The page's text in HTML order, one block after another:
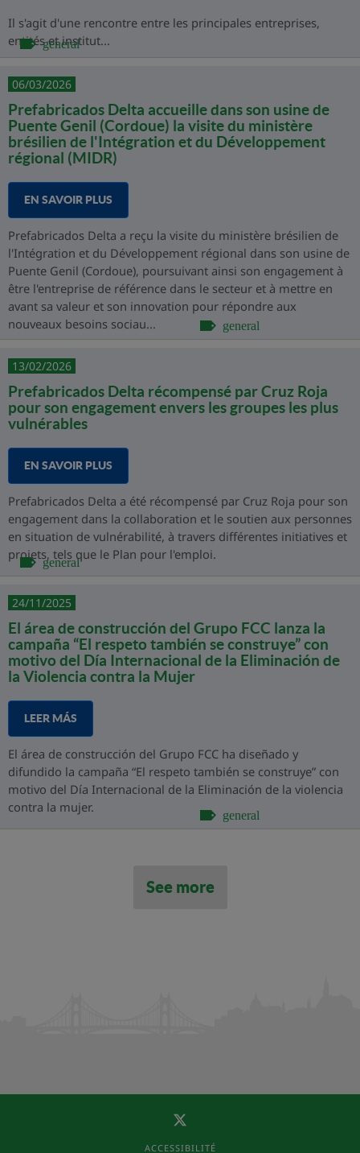
Il s'agit d'une rencontre entre les principales entreprises,
entités et institut...
general
06/03/2026
Prefabricados Delta accueille dans son usine de
Puente Genil (Cordoue) la visite du ministère
brésilien de l'Intégration et du Développement
régional (MIDR)
EN SAVOIR PLUS
Prefabricados Delta a reçu la visite du ministère brésilien de
l'Intégration et du Développement régional dans son usine de
Puente Genil (Cordoue), poursuivant ainsi son engagement à
être l'entreprise de référence dans le secteur et à mettre en
avant sa valeur et son innovation pour répondre aux
nouveaux besoins sociau...
general
13/02/2026
Prefabricados Delta récompensé par Cruz Roja
pour son engagement envers les groupes les plus
vulnérables
EN SAVOIR PLUS
Prefabricados Delta a été récompensé par Cruz Roja pour son
engagement dans la collaboration et le soutien aux personnes
en situation de vulnérabilité, à travers différentes initiatives et
projets, tels que le Plan pour l'emploi.
general
24/11/2025
El área de construcción del Grupo FCC lanza la
campaña “El respeto también se construye” con
motivo del Día Internacional de la Eliminación de
la Violencia contra la Mujer
LEER MÁS
El área de construcción del Grupo FCC ha diseñado y
difundido la campaña “El respeto también se construye” con
motivo del Día Internacional de la Eliminación de la violencia
contra la mujer.
general
See more
ACCESSIBILITÉ